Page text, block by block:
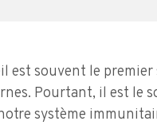
est souvent le premier
Pourtant, il est le
système